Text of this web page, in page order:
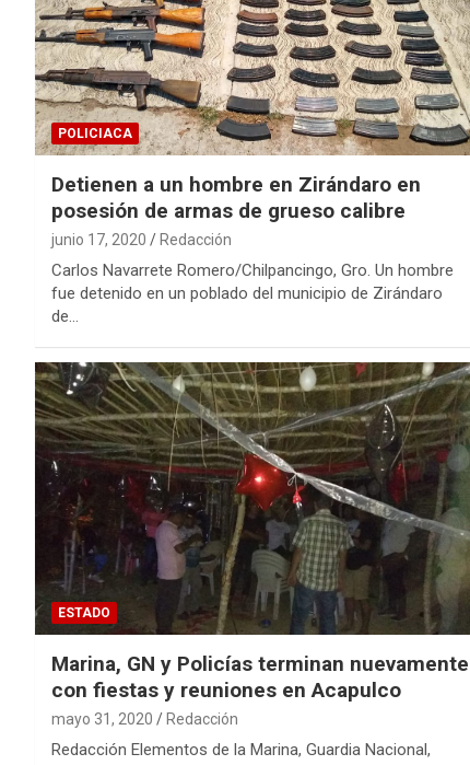
POLICIACA
Detienen a un hombre en Zirándaro en
posesión de armas de grueso calibre
junio 17, 2020 Redacción
Carlos Navarrete Romero/Chilpancingo, Gro. Un hombre
fue detenido en un poblado del municipio de Zirándaro
de…
ESTADO
Marina, GN y Policías terminan nuevamente
con fiestas y reuniones en Acapulco
mayo 31, 2020 Redacción
Redacción Elementos de la Marina, Guardia Nacional,